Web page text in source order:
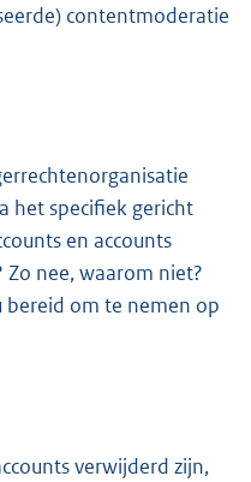
contentmoderatie
het specifiek gericht
en accounts
Zo nee, waarom niet?
bereid om te nemen op
verwijderd zijn,